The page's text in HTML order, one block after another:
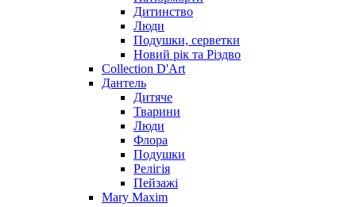
Дитинство
Люди
Подушки, серветки
Новий рік та Різдво
Collection D'Art
Дантель
Дитяче
Тварини
Люди
Флора
Подушки
Релігія
Пейзажі
Mary Maxim